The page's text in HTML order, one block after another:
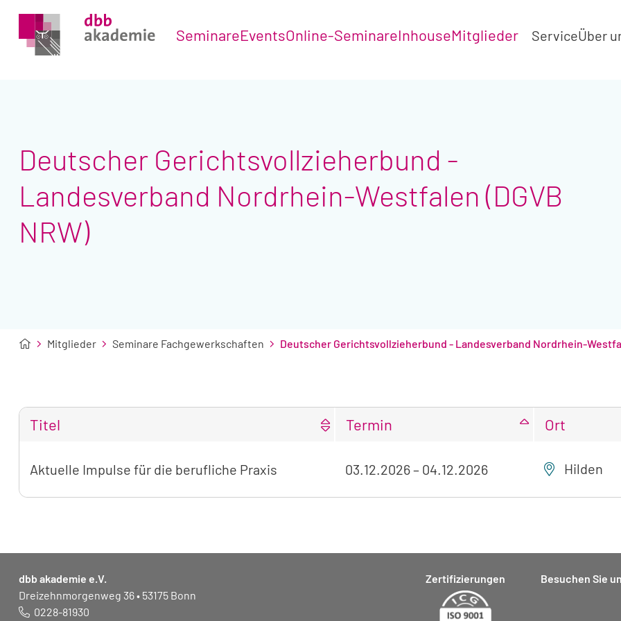
SeminareEventsOnline-SeminareInhouseMitglieder ServiceÜber
Deutscher Gerichtsvollzieherbund -
Landesverband Nordrhein-Westfalen (DGVB
NRW)
Mitglieder Seminare Fachgewerkschaften Deutscher Gerichtsvollzieherbund - Landesverband Nordrhein-
Übersicht
der
Titel Termin Ort
Aktuelle Impulse für die berufliche Praxis 03.12.2026– 04.12.2026 Hilden
dbb akademie e.V.
Dreizehnmorgenweg 36 • 53175 Bonn
0228-81930
Zertifizierungen Besuchen Sie